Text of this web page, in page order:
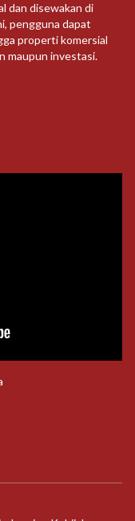
dan disewakan di
pengguna dapat
properti komersial
maupun investasi.